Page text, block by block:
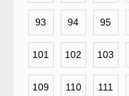
93 94 95
101 102 103
109 110 111